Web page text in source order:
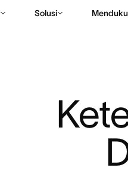
Solusi